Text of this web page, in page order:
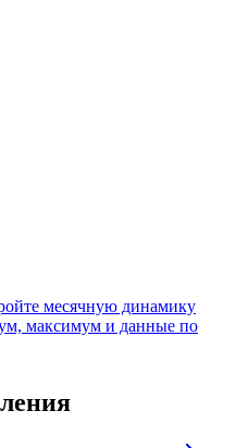
месячную динамику
максимум и данные по